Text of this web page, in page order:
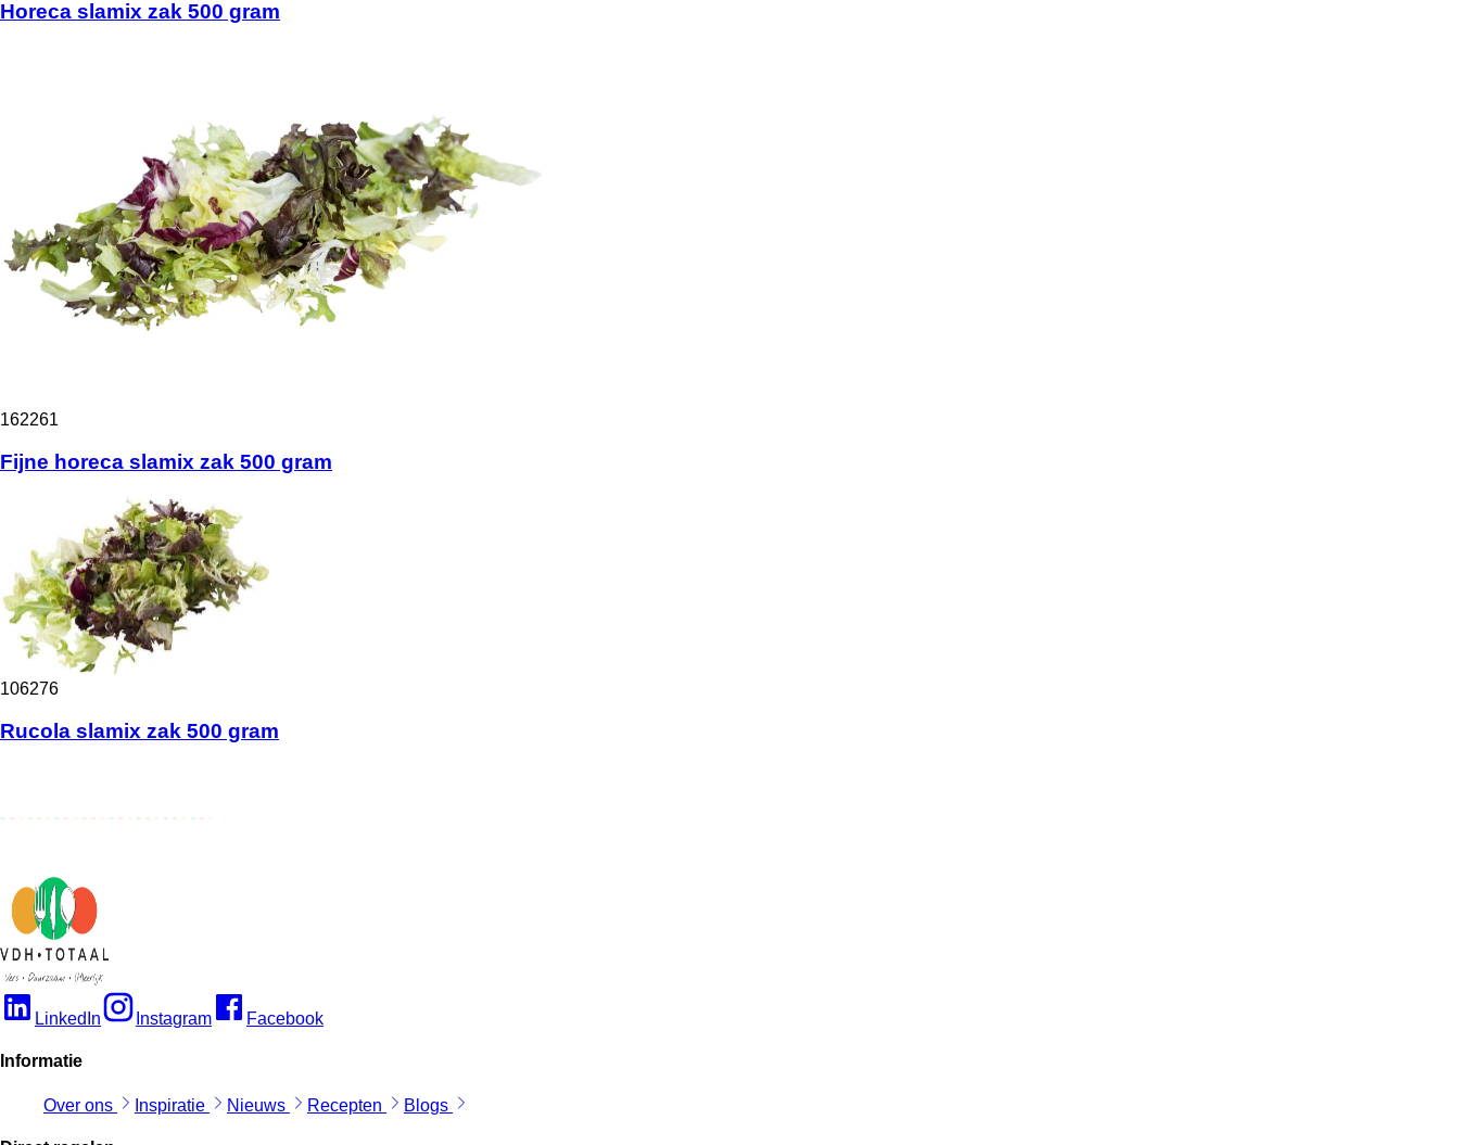
Horeca slamix zak 500 gram
162261
Fijne horeca slamix zak 500 gram
106276
Rucola slamix zak 500 gram
LinkedIn Instagram Facebook
Informatie
Over ons Inspiratie Nieuws Recepten Blogs